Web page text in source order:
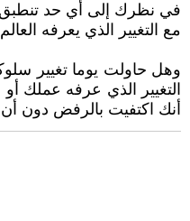
في نظرك إلى أي حد تنطبق
مع التغيير الذي يعرفه
وهل حاولت يوما تغيير
التغيير الذي عرفه عملك
أنك اكتفيت بالرفض دون أن